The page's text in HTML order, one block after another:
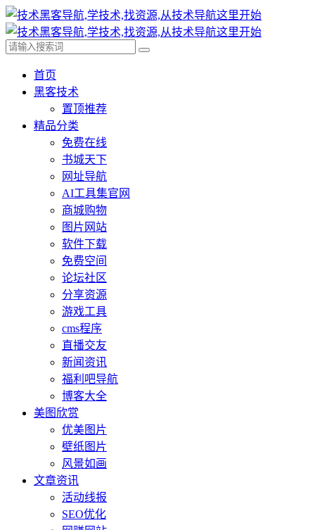
首页
黑客技术
置顶推荐
精品分类
免费在线
书城天下
网址导航
AI工具集官网
商城购物
图片网站
软件下载
免费空间
论坛社区
分享资源
游戏工具
cms程序
直播交友
新闻资讯
福利吧导航
博客大全
美图欣赏
优美图片
壁纸图片
风景如画
文章资讯
活动线报
SEO优化